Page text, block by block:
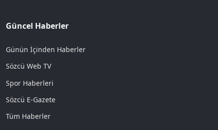
Güncel Haberler
Günün İçinden Haberler
Sözcü Web TV
Spor Haberleri
Sözcü E-Gazete
Tüm Haberler